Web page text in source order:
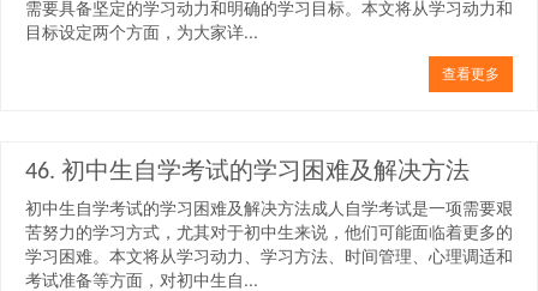
需要具备坚定的学习动力和明确的学习目标。本文将从学习动力和
目标设定两个方面，为大家详...
查看更多
46. 初中生自学考试的学习困难及解决方法
初中生自学考试的学习困难及解决方法成人自学考试是一项需要艰
苦努力的学习方式，尤其对于初中生来说，他们可能面临着更多的
学习困难。本文将从学习动力、学习方法、时间管理、心理调适和
考试准备等方面，对初中生自...